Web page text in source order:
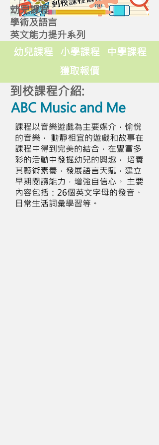
幼兒課程
學術及語言
英文能力提升系列
幼兒課程 小學課程
中學課程
獲取報價
到校課程介紹:
ABC Music and Me
課程以音樂遊戲為主要媒介，愉悅
的音樂， 動靜相宜的遊戲和故事在
課程中得到完美的結合，在豐富多
彩的活動中發掘幼兒的興趣， 培養
其藝術素養，發展語言天賦，建立
早期閱讀能力，增強自信心。 主要
內容包括：26個英文字母的發音、
日常生活詞彙學習等。